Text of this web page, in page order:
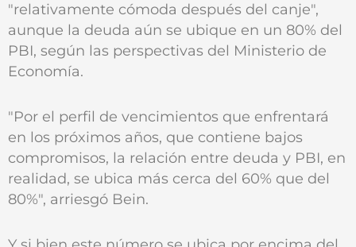
"relativamente cómoda después del canje",
aunque la deuda aún se ubique en un 80% del
PBI, según las perspectivas del Ministerio de
Economía.
"Por el perfil de vencimientos que enfrentará
en los próximos años, que contiene bajos
compromisos, la relación entre deuda y PBI, en
realidad, se ubica más cerca del 60% que del
80%", arriesgó Bein.